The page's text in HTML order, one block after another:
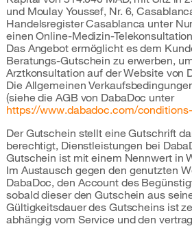
und Moulay Youssef, Nr. 6,
Handelsregister Casablanca unter
einen Online-Medizin-
Das Angebot ermöglicht es dem
Beratungs-Gutschein zu erwerben,
Arztkonsultation auf der Website von
Die Allgemeinen
(siehe die AGB von DabaDoc unter
https://www.dabadoc.com/
Der Gutschein stellt eine Gutschrift
berechtigt, Dienstleistungen bei
Gutschein ist mit einem Nennwert in
Im Austausch gegen den genutzten
DabaDoc, den Account des
sobald dieser den Gutschein aus
Gültigkeitsdauer des Gutscheins ist
abhängig vom Service und den